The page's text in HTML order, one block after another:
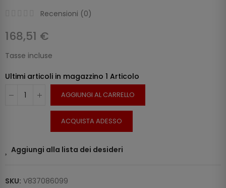
Recensioni (0)
168,51 €
Tasse incluse
Ultimi articoli in magazzino 1 Articolo
AGGIUNGI AL CARRELLO
ACQUISTA ADESSO
Aggiungi alla lista dei desideri
SKU: V837086099